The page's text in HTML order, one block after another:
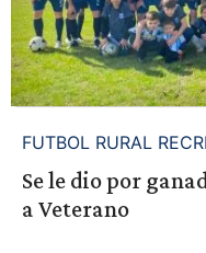
FUTBOL RURAL
Se le dio por
a Veterano